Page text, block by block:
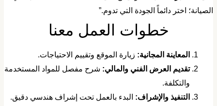
اختر دائماً الجودة التي تدوم.”
​خطوات العمل معنا
​المعاينة المجانية:زيارة الموقع وتقييم الاحتياجات.
​تقديم العرض الفني والمالي: شرح مفصل للمواد المستخدمة
والتكلفة.
​التنفيذ والإشراف:البدء بالعمل تحت إشراف هندسي دقيق.